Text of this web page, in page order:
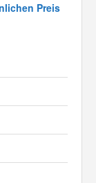
Preis